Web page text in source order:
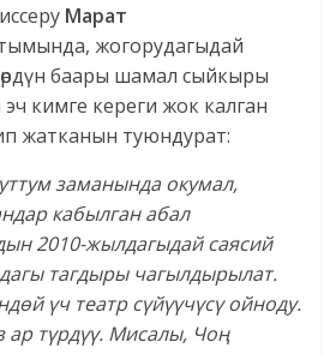
Марат
жогорудагыдай
баары шамал сыйкыры
эч кимге кереги жок калган
жатканын туюндурат:
заманында окумал,
кабылган абал
2010-жылдагыдай саясий
тагдыры чагылдырылат.
үч театр сүйүүчүсү ойноду.
ар түрдүү. Мисалы, Чоң